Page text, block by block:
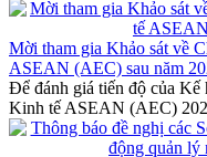
Mời tham gia Khảo sát về
ASEAN (AEC) sau năm
Để đánh giá tiến độ của
Kinh tế ASEAN (AEC)